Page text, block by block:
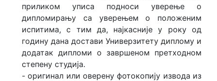
приликом уписа подноси уверење о
дипломирању са уверењем о положеним
испитима, с тим да, најкасније у року од
годину дана достави Универзитету диплому и
додатак дипломи о завршеном претходном
степену студија.
- oригинал или оверену фотокопију извода из